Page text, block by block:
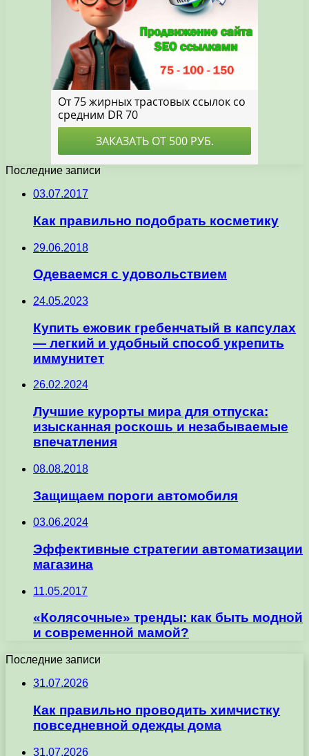
Последние записи
03.07.2017
Как правильно подобрать косметику
29.06.2018
Одеваемся с удовольствием
24.05.2023
Купить ежовик гребенчатый в капсулах
— легкий и удобный способ укрепить
иммунитет
26.02.2024
Лучшие курорты мира для отпуска:
изысканная роскошь и незабываемые
впечатления
08.08.2018
Защищаем пороги автомобиля
03.06.2024
Эффективные стратегии автоматизации
магазина
11.05.2017
«Колясочные» тренды: как быть модной
и современной мамой?
Последние записи
31.07.2026
Как правильно проводить химчистку
повседневной одежды дома
31.07.2026